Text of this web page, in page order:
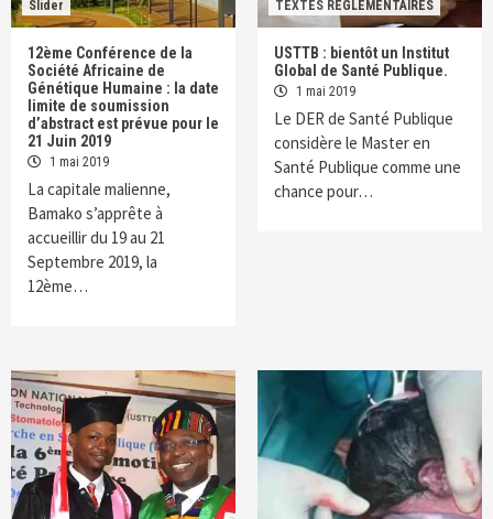
Slider
12ème Conférence de la
Société Africaine de
Génétique Humaine : la date
limite de soumission
d’abstract est prévue pour le
21 Juin 2019
1 mai 2019
La capitale malienne,
Bamako s’apprête à
accueillir du 19 au 21
Septembre 2019, la
12ème…
TEXTES REGLEMENTAIRES
USTTB : bientôt un Institut
Global de Santé Publique.
1 mai 2019
Le DER de Santé Publique
considère le Master en
Santé Publique comme une
chance pour…